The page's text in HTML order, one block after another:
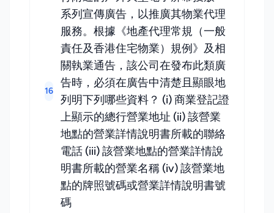
16
系列宣傳廣告，以推廣其物業代理
服務。根據《地產代理常規（一般
責任及香港住宅物業）規例》及相
關執業通告，該公司在發布此類廣
告時，必須在廣告中清楚且顯眼地
列明下列哪些資料？ (i) 商業登記證
上顯示的總行營業地址 (ii) 該營業
地點的營業詳情說明書所載的聯絡
電話 (iii) 該營業地點的營業詳情說
明書所載的營業名稱 (iv) 該營業地
點的牌照號碼或營業詳情說明書號
碼